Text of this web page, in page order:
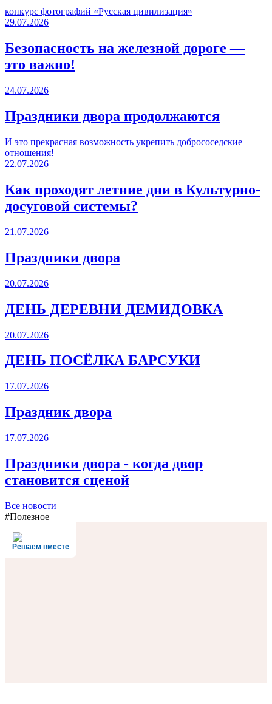
конкурс фотографий «Русская цивилизация»
29.07.2026
Безопасность на железной дороге —
это важно!
24.07.2026
Праздники двора продолжаются
И это прекрасная возможность укрепить добрососедские
отношения!
22.07.2026
Как проходят летние дни в Культурно-
досуговой системы?
21.07.2026
Праздники двора
20.07.2026
ДЕНЬ ДЕРЕВНИ ДЕМИДОВКА
20.07.2026
ДЕНЬ ПОСЁЛКА БАРСУКИ
17.07.2026
Праздник двора
17.07.2026
Праздники двора - когда двор
становится сценой
Все новости
#Полезное
Решаем вместе